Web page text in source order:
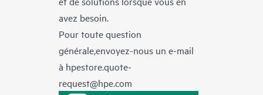
avez besoin.
Pour toute question
générale,envoyez-nous un e-mail
à hpestore.quote-
request@hpe.com